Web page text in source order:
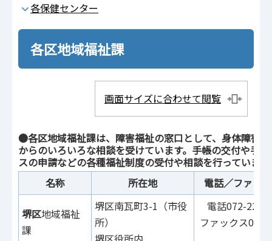
各保健センター
各区地域福祉課
画面サイズに合わせて閲覧
●各区地域福祉課は、障害福祉の窓口として、身体障害
からのいろいろな相談を受けています。手帳の交付や手
スの申請などの各種福祉制度の受付や相談を行っています
名称
所在地 電話／ファッ
堺区地域福祉
課
堺区南瓦町3-1（市役
所）
電話072-228-
ファックス072-